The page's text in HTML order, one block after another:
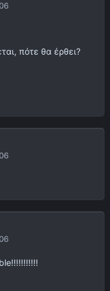
πότε θα έρθει?